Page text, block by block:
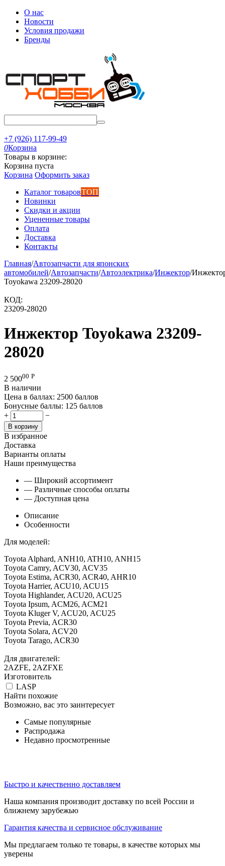
О нас
Новости
Условия продажи
Бренды
+7 (926) 117-99-49
0Корзина
Товары в корзине:
Корзина пуста
Корзина Оформить заказ
Каталог товаровТОП
Новинки
Скидки и акции
Уцененные товары
Оплата
Доставка
Контакты
Главная/Автозапчасти для японских
автомобилей/Автозапчасти/Автоэлектрика/Инжектор/
Toyokawa 23209-28020
КОД:
23209-28020
Инжектор Toyokawa 23209-
28020
2 50000 Р
В наличии
Цена в баллах: 2500 баллов
Бонусные баллы: 125 баллов
+
−
В корзину
В избранное
Доставка
Варианты оплаты
Наши преимущества
— Широкий ассортимент
— Различные способы оплаты
— Доступная цена
Описание
Особенности
Для моделей:
Toyota Alphard, ANH10, ATH10, ANH15
Toyota Camry, ACV30, ACV35
Toyota Estima, ACR30, ACR40, AHR10
Toyota Harrier, ACU10, ACU15
Toyota Highlander, ACU20, ACU25
Toyota Ipsum, ACM26, ACM21
Toyota Kluger V, ACU20, ACU25
Toyota Previa, ACR30
Toyota Solara, ACV20
Toyota Tarago, ACR30
Для двигателей:
2AZFE, 2AZFXE
Изготовитель
LASP
Найти похожие
Возможно, вас это заинтересует
Самые популярные
Распродажа
Недавно просмотренные
Быстро и качественно доставляем
Наша компания производит доставку по всей России и
ближнему зарубежью
Гарантия качества и сервисное обслуживание
Мы предлагаем только те товары, в качестве которых мы
уверены